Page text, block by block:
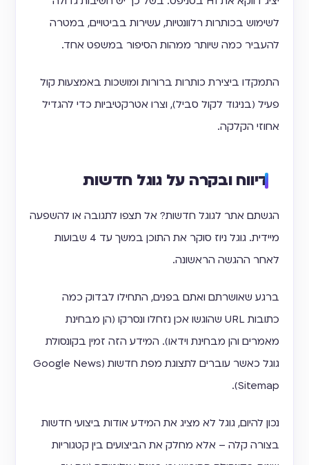
לשימוש בכותרות רלוונטיות, עשירות בביטויים, במטרה
להעביר כמה שיותר ממהות הסיפור במשפט אחד.
התמקדו ביצירת כותרות ברורות ומושכות באמצעות קול
פעיל (בניגוד לקול סביל), וצרו אטרקטיביות כדי להגדיל
אחוזי הקלקה.
דיווח ובקרה על גוגל חדשות
הגשתם אתר לגוגל חדשות? אל תצפו לתגובה או להשפעה
מיידית. גוגל ניוז סוקר את התוכן במשך עד 4 שבועות
לאחר ההגשה הראשונה.
ברגע שאושרתם ואתם בפנים, התחילו לבדוק כמה
כתובות URL שהוגשו אכן נזחלו ונסרקו (הן מבחינת
מאמרים והן מבחינת וידאו). המידע הזה זמין בקונסולת
גוגל כאשר עוברים לתצוגת מפת חדשות (Google News
Sitemap).
נכון להיום, גוגל לא מציג את המידע אודות ביצועי חדשות
בצורה קלה – אלא מחלק את הביצועים בין קטגוריות